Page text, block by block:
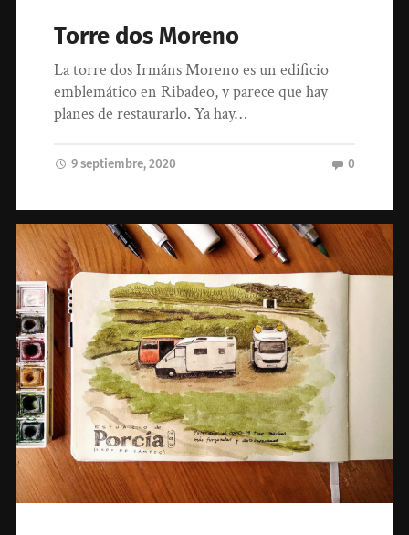
Torre dos Moreno
La torre dos Irmáns Moreno es un edificio
emblemático en Ribadeo, y parece que hay
planes de restaurarlo. Ya hay…
9 septiembre, 2020 0